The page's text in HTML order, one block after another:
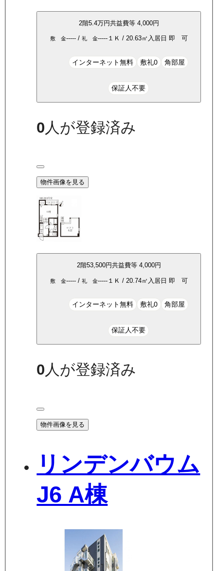
2階5.4万円共益費等 4,000円
敷 金-----/ 礼 金-----１Ｋ / 20.63㎡ 入居日 即 可
インターネット無料 敷礼0 角部屋
保証人不要
0人が登録済み
物件画像を見る
2階53,500円共益費等 4,000円
敷 金-----/ 礼 金-----１Ｋ / 20.74㎡ 入居日 即 可
インターネット無料 敷礼0 角部屋
保証人不要
0人が登録済み
物件画像を見る
リンデンバウム
J6 A棟